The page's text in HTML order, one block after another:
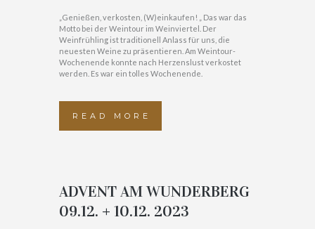
„Genießen, verkosten, (W)einkaufen! „ Das war das
Motto bei der Weintour im Weinviertel. Der
Weinfrühling ist traditionell Anlass für uns, die
neuesten Weine zu präsentieren. Am Weintour-
Wochenende konnte nach Herzenslust verkostet
werden. Es war ein tolles Wochenende.
READ MORE
ADVENT AM WUNDERBERG
09.12. + 10.12. 2023